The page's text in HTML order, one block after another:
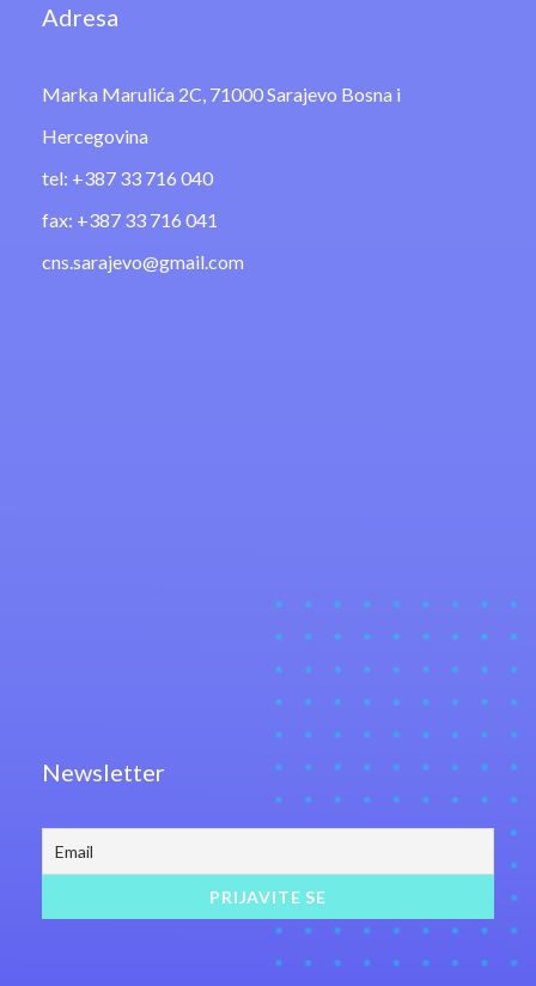
Adresa
Marka Marulića 2C, 71000 Sarajevo Bosna i
Hercegovina
tel: +387 33 716 040
fax: +387 33 716 041
cns.sarajevo@gmail.com
Newsletter